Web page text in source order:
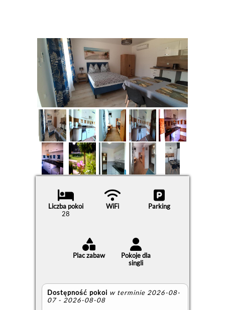
Liczba pokoi
28
WiFi Parking
Plac zabaw
Pokoje dla
singli
Dostępność pokoi w terminie 2026-08-
07 - 2026-08-08